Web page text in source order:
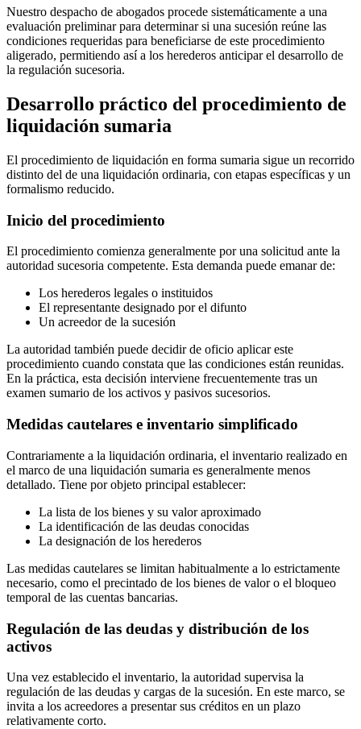
Nuestro despacho de abogados procede sistemáticamente a una
evaluación preliminar para determinar si una sucesión reúne las
condiciones requeridas para beneficiarse de este procedimiento
aligerado, permitiendo así a los herederos anticipar el desarrollo de
la regulación sucesoria.
Desarrollo práctico del procedimiento de
liquidación sumaria
El procedimiento de liquidación en forma sumaria sigue un recorrido
distinto del de una liquidación ordinaria, con etapas específicas y un
formalismo reducido.
Inicio del procedimiento
El procedimiento comienza generalmente por una solicitud ante la
autoridad sucesoria competente. Esta demanda puede emanar de:
Los herederos legales o instituidos
El representante designado por el difunto
Un acreedor de la sucesión
La autoridad también puede decidir de oficio aplicar este
procedimiento cuando constata que las condiciones están reunidas.
En la práctica, esta decisión interviene frecuentemente tras un
examen sumario de los activos y pasivos sucesorios.
Medidas cautelares e inventario simplificado
Contrariamente a la liquidación ordinaria, el inventario realizado en
el marco de una liquidación sumaria es generalmente menos
detallado. Tiene por objeto principal establecer:
La lista de los bienes y su valor aproximado
La identificación de las deudas conocidas
La designación de los herederos
Las medidas cautelares se limitan habitualmente a lo estrictamente
necesario, como el precintado de los bienes de valor o el bloqueo
temporal de las cuentas bancarias.
Regulación de las deudas y distribución de los
activos
Una vez establecido el inventario, la autoridad supervisa la
regulación de las deudas y cargas de la sucesión. En este marco, se
invita a los acreedores a presentar sus créditos en un plazo
relativamente corto.